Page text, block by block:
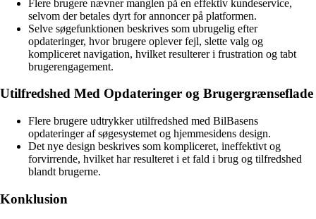
Flere brugere nævner manglen på en effektiv kundeservice,
selvom der betales dyrt for annoncer på platformen.
Selve søgefunktionen beskrives som ubrugelig efter
opdateringer, hvor brugere oplever fejl, slette valg og
kompliceret navigation, hvilket resulterer i frustration og tabt
brugerengagement.
Utilfredshed Med Opdateringer og Brugergrænseflade
Flere brugere udtrykker utilfredshed med BilBasens
opdateringer af søgesystemet og hjemmesidens design.
Det nye design beskrives som kompliceret, ineffektivt og
forvirrende, hvilket har resulteret i et fald i brug og tilfredshed
blandt brugerne.
Konklusion